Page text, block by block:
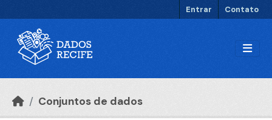
Entrar Contato
Conjuntos de dados